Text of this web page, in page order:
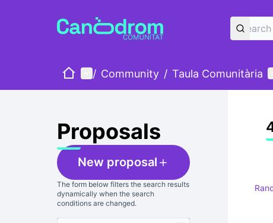
HomeMain menu
/ Community / Taula Comunitària
Proposals
New proposal
The form below filters the search results
dynamically when the search
conditions are changed.